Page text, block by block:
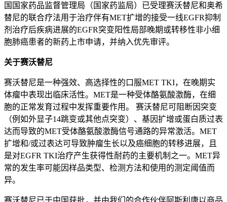
国国家药品监督管理局（国家药监局）已受理赛沃替尼和奥希
替尼的联合疗法用于治疗伴有MET扩增的接受一线EGFR抑制
剂治疗后疾病进展的EGFR突变阳性局部晚期或转移性非小细
胞肺癌患者的新药上市申请，并纳入优先审评。
关于赛沃替尼
赛沃替尼是一种强效、高选择性的口服MET TKI，在晚期实
体瘤中表现出临床活性。MET是一种受体酪氨酸激酶，在细
胞的正常发育过程中发挥重要作用。 赛沃替尼可阻断因突变
（例如外显子14跳变或其他点突变）、基因扩增或蛋白质过表
达而导致的MET受体酪氨酸激酶信号通路的异常激活。MET
扩增和/或过表达可导致肿瘤生长以及癌细胞的转移进展，且
是对EGFR TKI治疗产生获得性耐药的主要机制之一。MET异
常的发生率可能因样品类型、检测方法和使用的测定阈值而
异。
赛沃替尼已于中国获批，并由我们的合作伙伴阿斯利康以商品